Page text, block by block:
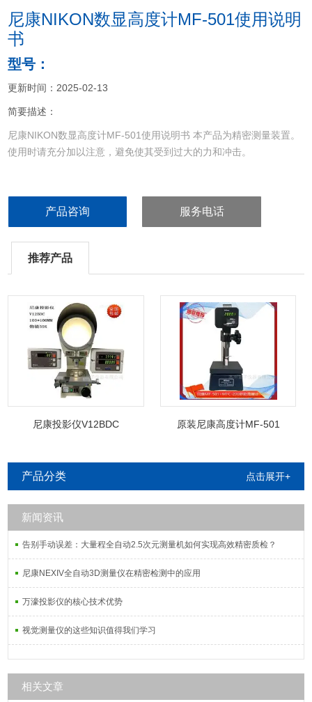
尼康NIKON数显高度计MF-501使用说明
书
型号：
更新时间：2025-02-13
简要描述：
尼康NIKON数显高度计MF-501使用说明书 本产品为精密测量装置。
使用时请充分加以注意，避免使其受到过大的力和冲击。
产品咨询 服务电话
推荐产品
尼康投影仪V12BDC 原装尼康高度计MF-501
产品分类 点击展开+
新闻资讯
告别手动误差：大量程全自动2.5次元测量机如何实现高效精密质检？
尼康NEXIV全自动3D测量仪在精密检测中的应用
万濠投影仪的核心技术优势
视觉测量仪的这些知识值得我们学习
相关文章